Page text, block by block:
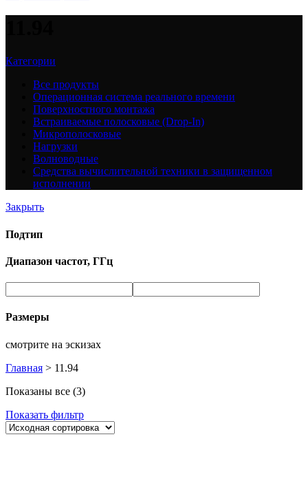
Категории
Все продукты
Операционная система реального времени
Поверхностного монтажа
Встраиваемые полосковые (Drop-In)
Микрополосковые
Нагрузки
Волноводные
Средства вычислительной техники в защищенном
исполнении
Закрыть
Подтип
Диапазон частот, ГГц
Размеры
смотрите на эскизах
Главная > 11.94
Показаны все (3)
Показать фильтр